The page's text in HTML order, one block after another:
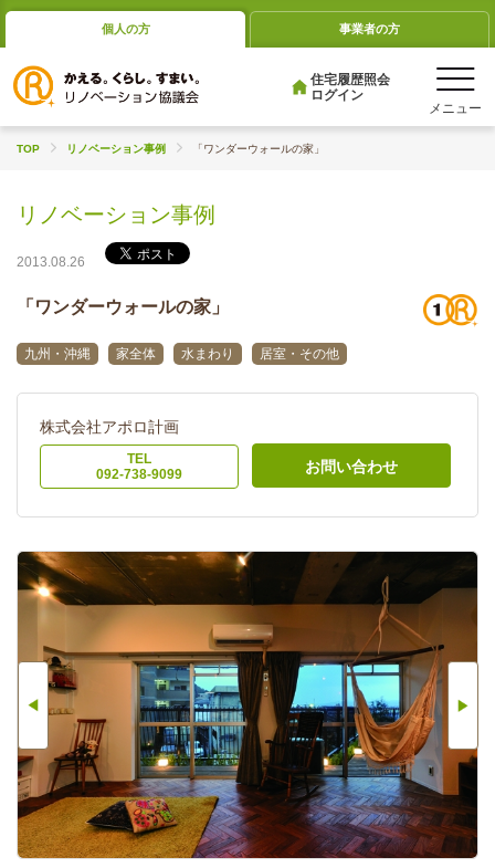
個人の方 事業者の方
住宅履歴照会
ログイン
TOP リノベーション事例 「ワンダーウォールの家」
リノベーション事例
2013.08.26
「ワンダーウォールの家」
九州・沖縄 家全体 水まわり 居室・その他
株式会社アポロ計画
TEL
092-738-9099
お問い合わせ